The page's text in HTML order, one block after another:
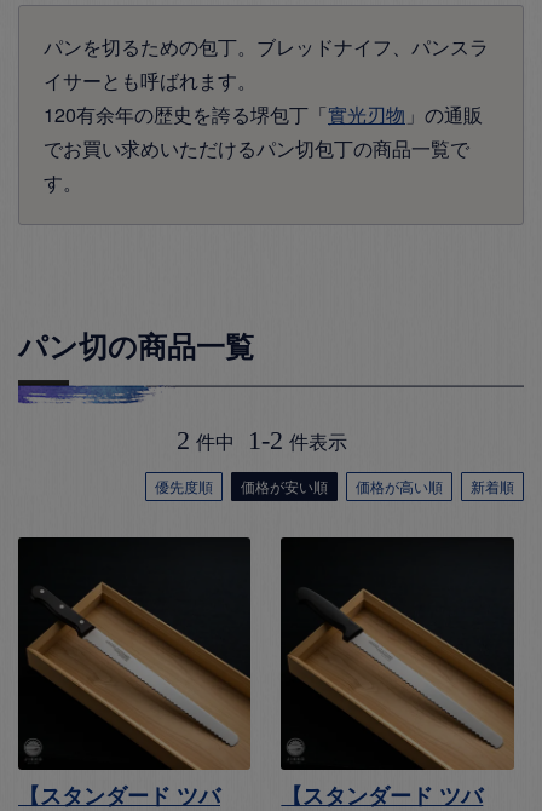
パンを切るための包丁。ブレッドナイフ、パンスラ
イサーとも呼ばれます。
120有余年の歴史を誇る堺包丁「實光刃物 」の通販
でお買い求めいただけるパン切包丁の商品一覧で
す。
パン切の商品一覧
優先度順 価格が安い順 価格が高い順 新着順
2 件中 1-2 件表示
【スタンダード ツバ
【スタンダード ツバ